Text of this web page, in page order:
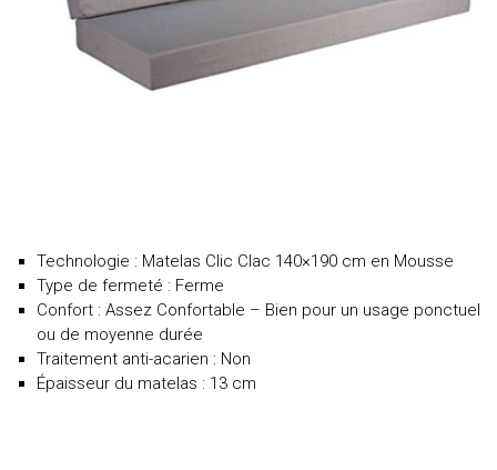
Technologie : Matelas Clic Clac 140×190 cm en Mousse
Type de fermeté : Ferme
Confort : Assez Confortable – Bien pour un usage ponctuel
ou de moyenne durée
Traitement anti-acarien : Non
Épaisseur du matelas : 13 cm